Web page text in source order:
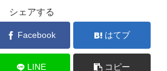
シェアする
Facebook はてブ
LINE コピー